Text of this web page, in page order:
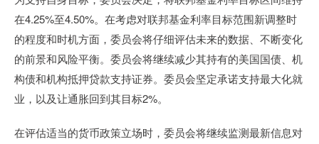
在4.25%至4.50%。在考虑对联邦基金利率目标范围新调整时
的程度和时机方面，委员会将仔细评估未来的数据、不断变化
的前景和风险平衡。委员会将继续减少其持有的美国国债、机
构债和机构抵押贷款支持证券。委员会坚定承诺支持最大化就
业，以及让通胀回到其目标2%。
在评估适当的货币政策立场时，委员会将继续监测最新信息对